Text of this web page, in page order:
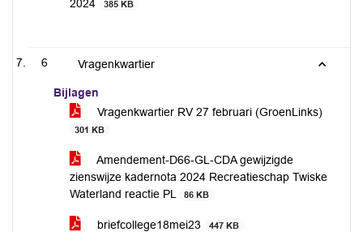
2024 385 KB
6 Vragenkwartier
Bijlagen
Vragenkwartier RV 27 februari (GroenLinks)
301 KB
Amendement-D66-GL-CDA gewijzigde
zienswijze kadernota 2024 Recreatieschap Twiske
Waterland reactie PL
86 KB
briefcollege18mei23 447 KB